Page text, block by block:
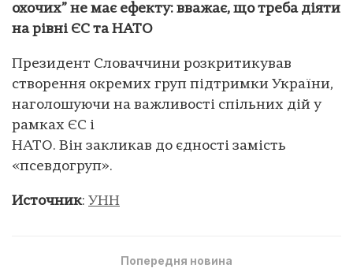
охочих” не має ефекту: вважає, що треба діяти
на рівні ЄС та НАТО
Президент Словаччини розкритикував
створення окремих груп підтримки України,
наголошуючи на важливості спільних дій у
рамках ЄС і
НАТО. Він закликав до єдності замість
«псевдогруп».
Источник: УНН
Попередня новина